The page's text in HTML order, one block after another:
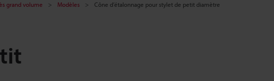
grand volume Modèles Cône d’étalonnage pour stylet de petit diamètre